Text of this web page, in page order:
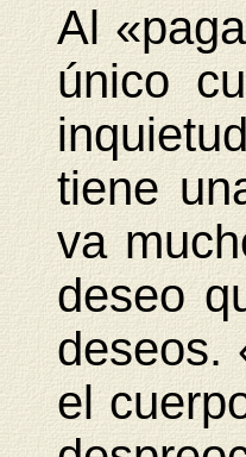
Al
único
tiene
va
deseo
deseos.
el